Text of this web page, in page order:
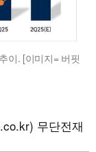
이. [이미지= 버핏
무단전재